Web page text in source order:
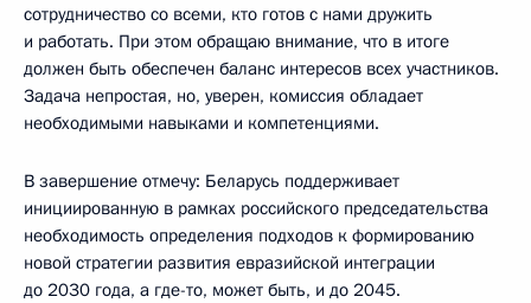
сотрудничество со всеми, кто готов с нами дружить
и работать. При этом обращаю внимание, что в итоге
должен быть обеспечен баланс интересов всех участников.
Задача непростая, но, уверен, комиссия обладает
необходимыми навыками и компетенциями.
В завершение отмечу: Беларусь поддерживает
инициированную в рамках российского председательства
необходимость определения подходов к формированию
новой стратегии развития евразийской интеграции
до 2030 года, а где-то, может быть, и до 2045.